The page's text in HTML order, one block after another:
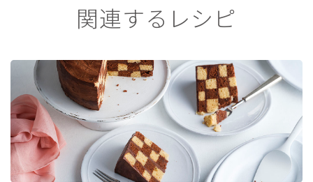
関連するレシピ